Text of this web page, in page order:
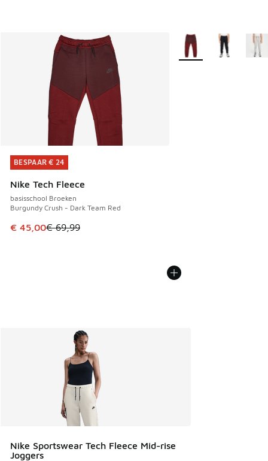
BESPAAR € 24
Nike Tech Fleece
basisschool Broeken
Burgundy Crush - Dark Team Red
Dit artikel is in de uitverkoop. Dit artikel is in de
€ 45,00€ 69,99
BESPAAR € 24
Meer kleuren
Nike Sportswear Tech Fleece Mid-rise
Joggers